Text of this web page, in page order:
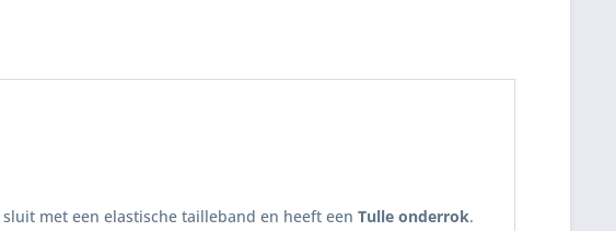
sluit met een elastische tailleband en heeft een Tulle onderrok.